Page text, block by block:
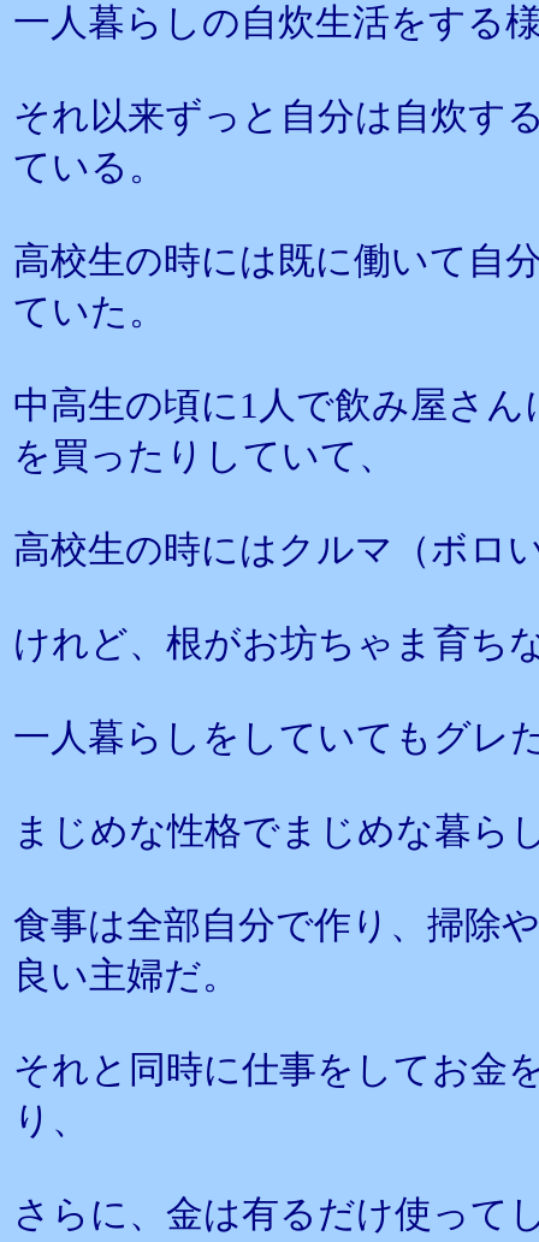
一人暮らしの自炊生活をする
それ以来ずっと自分は自炊す
ている。
高校生の時には既に働いて自
ていた。
中高生の頃に1人で飲み屋さ
を買ったりしていて、
高校生の時にはクルマ（ボロ
けれど、根がお坊ちゃま育ち
一人暮らしをしていてもグレ
まじめな性格でまじめな暮ら
食事は全部自分で作り、掃除
良い主婦だ。
それと同時に仕事をしてお金
り、
さらに、金は有るだけ使って